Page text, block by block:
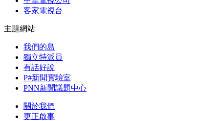
客家電視台
主題網站
我們的島
獨立特派員
有話好說
P#新聞實驗室
PNN新聞議題中心
關於我們
更正啟事